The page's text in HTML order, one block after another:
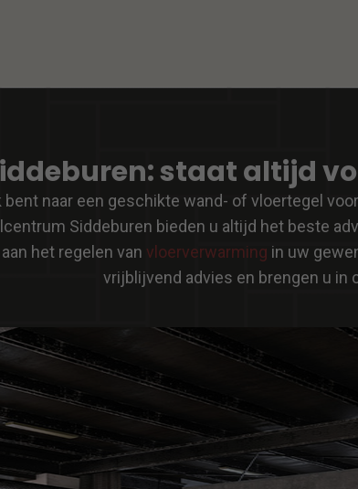
staat altijd
naar een geschikte wand- of vloertegel
Siddeburen bieden u altijd het beste
het regelen van vloerverwarming in uw
vrijblijvend advies en brengen u